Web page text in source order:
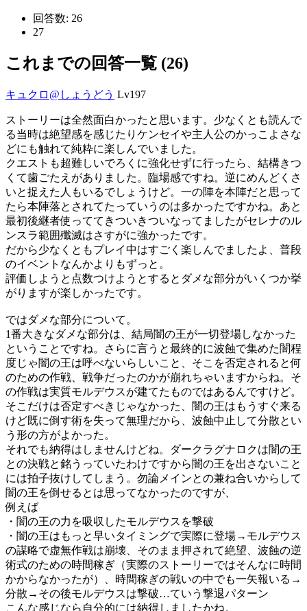
回答数: 26
27
これまでの回答一覧 (26)
キュクロ@しょうどう Lv197
ストーリーは全然面白かったと思います。少なくとも読んで
る当時は絶望感を感じたりケンセイや主人公のかっこよさな
どにも触れて純粋に楽しんでいました。
クエストも超難しいでろくに強化せずに行ったら、結構きつ
くて歯ごたえがありました。臨場感ですね。逆にめんどくさ
いと捉えた人もいるでしょうけど。一の陣を本陣だと思って
たら本陣落とされてたっていうのは多かったですかね。あと
最初後継者使っててきついきついなってましたがセレナのル
ンスラ範囲殲滅はさすがに強かったです。
だから少なくともプレイ中はすごく楽しんでましたよ、普段
のイベントなんかよりもずっと。
評価しようと点数つけようとするとダメな部分がいくつか挙
がりますが楽しかったです。
ではダメな部分について。
1番大きなダメな部分は、結局闇の王が一切登場しなかった
ということですね。さらに言うと最終的に波蝕で集めた闇程
度じゃ闇の王は呼べないらしいこと、そこを否定されると何
のための作戦、戦争だったのかが崩れちゃいますからね。そ
の作戦は実質モルデウスが建てたものではあるんですけど。
そこだけは否定すべきじゃなかった、闇の王はもうすぐ来る
けど既に倒す術を失って無理だから、波蝕中止して分散とい
う形の方がよかった。
それでも納得はしませんけどね。ダークラグナロクは闇の王
との決戦と銘うっていたわけですから闇の王を出さないこと
には拍子抜けしてしまう。勿論メインとの兼ね合いからして
闇の王を倒せるとは思ってなかったのですが、
例えば
・闇の王の力を吸収したモルデウスを撃破
・闇の王はもっと早いタイミングで実際に登場→モルデウス
の謀略で虚無作戦は崩壊、そのまま押されて絶望、波蝕の逆
術式のための時間稼ぎ（実際のストーリーではそんなに時間
かからなかったが）、時間稼ぎの戦いの中でも一矢報いる→
分散→その後モルデウスは撃破…ていう撃退パターン
こんな感じなら自分的には納得しましたかね。